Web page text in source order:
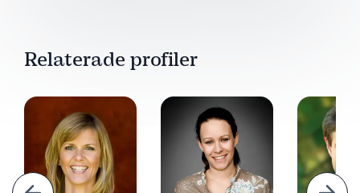
Relaterade profiler